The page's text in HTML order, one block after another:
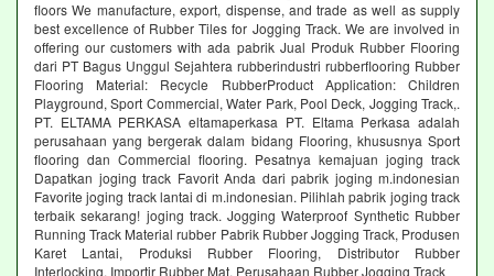
floors We manufacture, export, dispense, and trade as well as supply
best excellence of Rubber Tiles for Jogging Track. We are involved in
offering our customers with ada pabrik Jual Produk Rubber Flooring
dari PT Bagus Unggul Sejahtera rubberindustri rubberflooring Rubber
Flooring Material: Recycle RubberProduct Application: Children
Playground, Sport Commercial, Water Park, Pool Deck, Jogging Track,.
PT. ELTAMA PERKASA eltamaperkasa PT. Eltama Perkasa adalah
perusahaan yang bergerak dalam bidang Flooring, khususnya Sport
flooring dan Commercial flooring. Pesatnya kemajuan joging track
Dapatkan joging track Favorit Anda dari pabrik joging m.indonesian
Favorite joging track lantai di m.indonesian. Pilihlah pabrik joging track
terbaik sekarang! joging track. Jogging Waterproof Synthetic Rubber
Running Track Material rubber Pabrik Rubber Jogging Track, Produsen
Karet Lantai, Produksi Rubber Flooring, Distributor Rubber
Interlocking, Importir Rubber Mat, Perusahaan Rubber Jogging Track